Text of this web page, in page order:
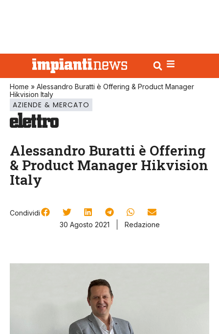
Home » Alessandro Buratti è Offering & Product Manager
Hikvision Italy
AZIENDE & MERCATO
Alessandro Buratti è Offering
& Product Manager Hikvision
Italy
Condividi
30 Agosto 2021
Redazione